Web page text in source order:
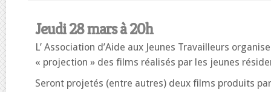
Jeudi 28 mars à 20h
L’ Association d’Aide aux Jeunes Travailleurs
« projection » des films réalisés par les jeunes
Seront projetés (entre autres) deux films produits